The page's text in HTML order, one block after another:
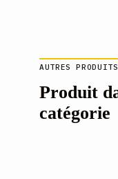
AUTRES PRODUITS
Produit
catégorie